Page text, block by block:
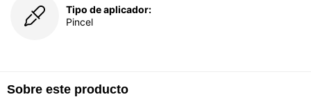
Tipo de aplicador:
Pincel
Sobre este producto